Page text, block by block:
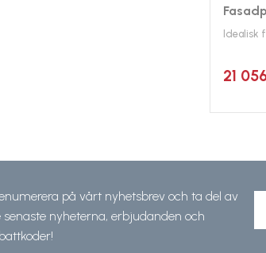
Idealisk
21
på vårt nyhetsbrev och ta del av
senaste nyheterna, erbjudanden och